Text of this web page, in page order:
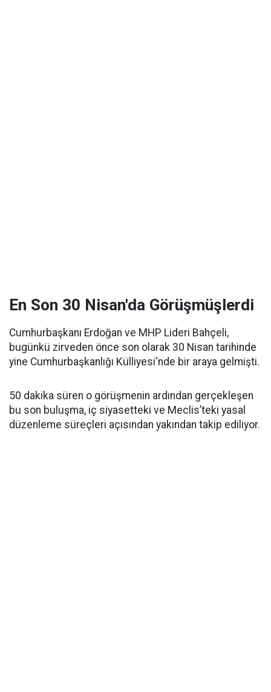
En Son 30 Nisan'da Görüşmüşlerdi
Cumhurbaşkanı Erdoğan ve MHP Lideri Bahçeli,
bugünkü zirveden önce son olarak 30 Nisan tarihinde
yine Cumhurbaşkanlığı Külliyesi'nde bir araya gelmişti.
50 dakika süren o görüşmenin ardından gerçekleşen
bu son buluşma, iç siyasetteki ve Meclis’teki yasal
düzenleme süreçleri açısından yakından takip ediliyor.